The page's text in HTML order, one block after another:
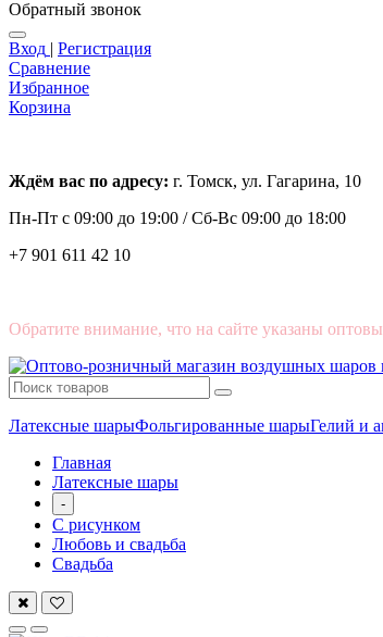
Обратный звонок
Вход | Регистрация
Сравнение
Избранное
Корзина
Ждём вас по адресу: г. Томск, ул. Гагарина, 10
Пн-Пт с 09:00 до 19:00 /Сб-Вс 09:00 до 18:00
+7 901 611 42 10
Обратите внимание, что на сайте указаны
Латексные шарыФольгированные шарыГелий и
Главная
Латексные шары
-
С рисунком
Любовь и свадьба
Свадьба